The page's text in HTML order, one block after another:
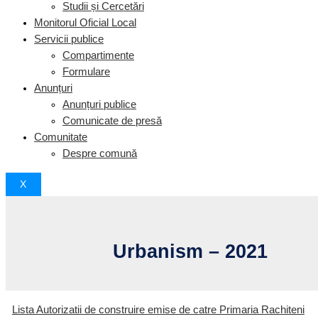
Studii și Cercetări
Monitorul Oficial Local
Servicii publice
Compartimente
Formulare
Anunțuri
Anunțuri publice
Comunicate de presă
Comunitate
Despre comună
X
Urbanism – 2021
Lista Autorizatii de construire emise de catre Primaria Rachiteni